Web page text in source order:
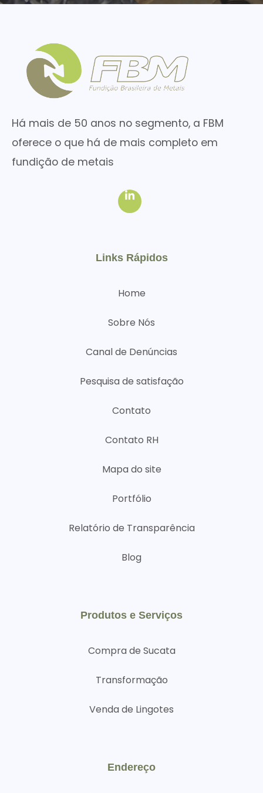
Há mais de 50 anos no segmento, a FBM
oferece o que há de mais completo em
fundição de metais
Links Rápidos
Home
Sobre Nós
Canal de Denúncias
Pesquisa de satisfação
Contato
Contato RH
Mapa do site
Portfólio
Relatório de Transparência
Blog
Produtos e Serviços
Compra de Sucata
Transformação
Venda de Lingotes
Endereço